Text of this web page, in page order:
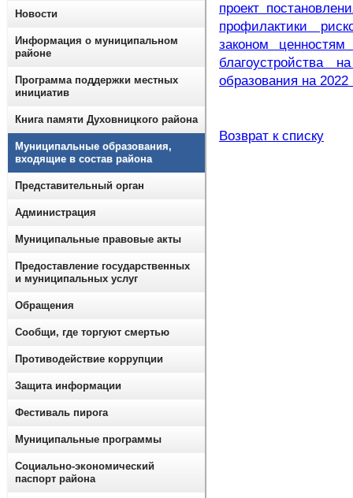
проект
профилактики
законом
благоустройства
образования на 2022
Возврат к списку
Новости
Информация о муниципальном
районе
Программа поддержки местных
инициатив
Книга памяти Духовницкого района
Муниципальные образования,
входящие в состав района
Представительный орган
Администрация
Муниципальные правовые акты
Предоставление государственных
и муниципальных услуг
Обращения
Сообщи, где торгуют смертью
Противодействие коррупции
Защита информации
Фестиваль пирога
Муниципальные программы
Социально-экономический
паспорт района